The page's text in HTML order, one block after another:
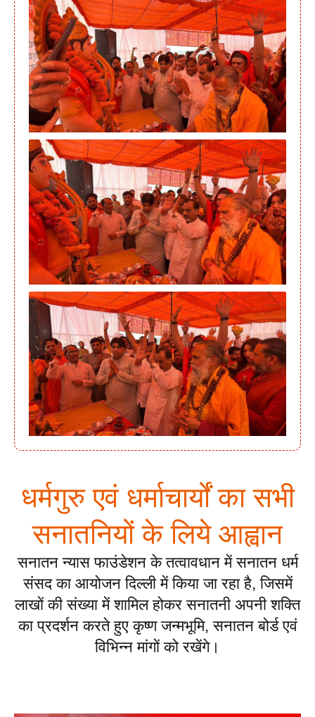
धर्मगुरु एवं धर्माचार्यों का सभी
सनातनियों के लिये आह्वान
सनातन न्यास फाउंडेशन के तत्वावधान में सनातन धर्म
संसद का आयोजन दिल्ली में किया जा रहा है, जिसमें
लाखों की संख्या में शामिल होकर सनातनी अपनी शक्ति
का प्रदर्शन करते हुए कृष्ण जन्मभूमि, सनातन बोर्ड एवं
विभिन्न मांगों को रखेंगे।